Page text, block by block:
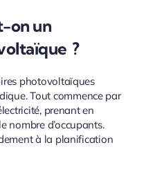
on un
?
photovoltaïques
Tout commence par
prenant en
nombre d’occupants.
à la planification